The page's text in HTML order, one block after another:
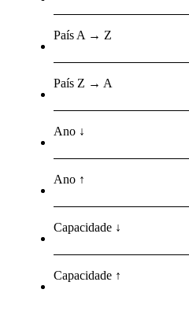
País A → Z
País Z → A
Ano ↓
Ano ↑
Capacidade ↓
Capacidade ↑